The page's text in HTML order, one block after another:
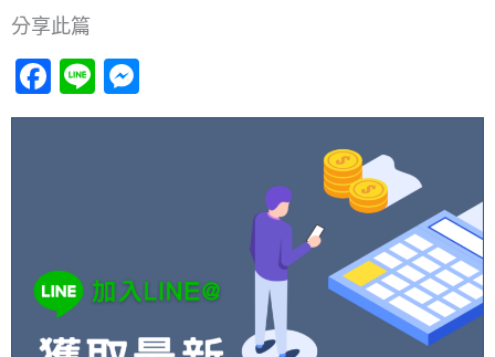
分享此篇
Facebook
Line